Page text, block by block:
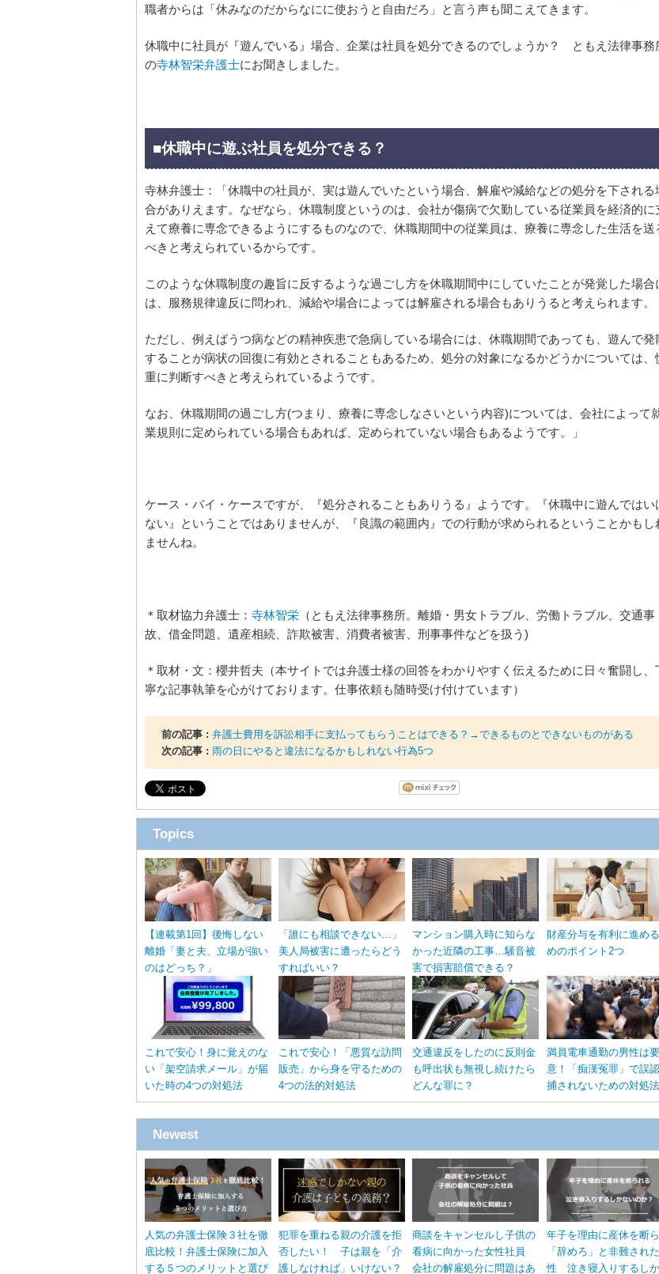
職者からは「休みなのだからなにに使おうと自由だろ」と言う声も聞こえてきます。
休職中に社員が『遊んでいる』場合、企業は社員を処分できるのでしょうか？ ともえ法律事務
の寺林智栄弁護士にお聞きしました。
■休職中に遊ぶ社員を処分できる？
寺林弁護士：「休職中の社員が、実は遊んでいたという場合、解雇や減給などの処分を下される
合がありえます。なぜなら、休職制度というのは、会社が傷病で欠勤している従業員を経済的に
えて療養に専念できるようにするものなので、休職期間中の従業員は、療養に専念した生活を送
べきと考えられているからです。
このような休職制度の趣旨に反するような過ごし方を休職期間中にしていたことが発覚した場合
は、服務規律違反に問われ、減給や場合によっては解雇される場合もありうると考えられます。
ただし、例えばうつ病などの精神疾患で急病している場合には、休職期間であっても、遊んで発
することが病状の回復に有効とされることもあるため、処分の対象になるかどうかについては、
重に判断すべきと考えられているようです。
なお、休職期間の過ごし方(つまり、療養に専念しなさいという内容)については、会社によって
業規則に定められている場合もあれば、定められていない場合もあるようです。」
ケース・バイ・ケースですが、『処分されることもありうる』ようです。『休職中に遊んではい
ない』ということではありませんが、『良識の範囲内』での行動が求められるということかもし
ませんね。
＊取材協力弁護士： 寺林智栄 （ともえ法律事務所。離婚・男女トラブル、労働トラブル、交通事
故、借金問題、遺産相続、詐欺被害、消費者被害、刑事事件などを扱う)
＊取材・文：櫻井哲夫（本サイトでは弁護士様の回答をわかりやすく伝えるために日々奮闘し、
寧な記事執筆を心がけております。仕事依頼も随時受け付けています）
前の記事 : 弁護士費用を訴訟相手に支払ってもらうことはできる？→できるものとできないものがある
次の記事 : 雨の日にやると違法になるかもしれない行為5つ
Topics
【連載第1回】後悔しない
離婚「妻と夫、立場が強い
のはどっち？」
「誰にも相談できない…」
美人局被害に遭ったらどう
すればいい？
マンション購入時に知らな
かった近隣の工事…騒音被
害で損害賠償できる？
財産分与を有利に進め
めのポイント2つ
これで安心！身に覚えのな
い「架空請求メール」が届
いた時の4つの対処法
これで安心！「悪質な訪問
販売」から身を守るための
4つの法的対処法
交通違反をしたのに反則金
も呼出状も無視し続けたら
どんな罪に？
満員電車通勤の男性は
意！「痴漢冤罪」で誤
捕されないための対処法
Newest
人気の弁護士保険３社を徹
底比較！弁護士保険に加入
する５つのメリットと選び
犯罪を重ねる親の介護を拒
否したい！ 子は親を「介
護しなければ」いけない？
商談をキャンセルし子供の
看病に向かった女性社員
会社の解雇処分に問題はあ
年子を理由に産休を断
「辞めろ」と非難され
性 泣き寝入りするし